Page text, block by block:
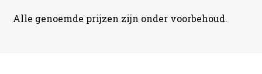
Alle genoemde prijzen zijn onder voorbehoud.